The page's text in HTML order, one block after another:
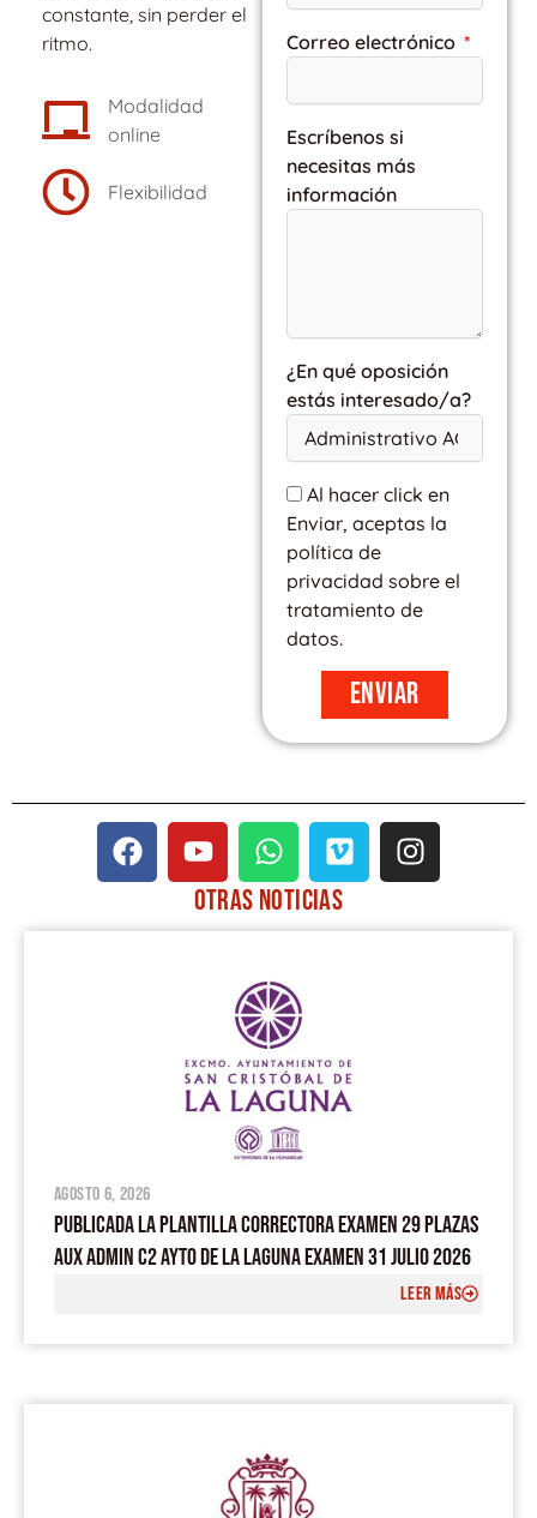
constante, sin perder el
ritmo.
Modalidad
online
Flexibilidad
Correo electrónico
Escríbenos si
necesitas más
información
¿En qué oposición
estás interesado/a?
Al hacer click en
Enviar, aceptas la
política de
privacidad sobre el
tratamiento de
datos.
Enviar
F
a
e
Y
o
u
t
W
h
a
t
a
p
p
V
i
m
e
I
n
t
OTRAS NOTICIAS
agosto 6, 2026
PUBLICADA LA PLANTILLA CORRECTORA EXAMEN 29 PLAZAS
AUX ADMIN C2 AYTO DE LA LAGUNA EXAMEN 31 JULIO 2026
LEER MÁS
PÁGINAPÁGINA
PÁGINA
PÁGINA
PÁGINA